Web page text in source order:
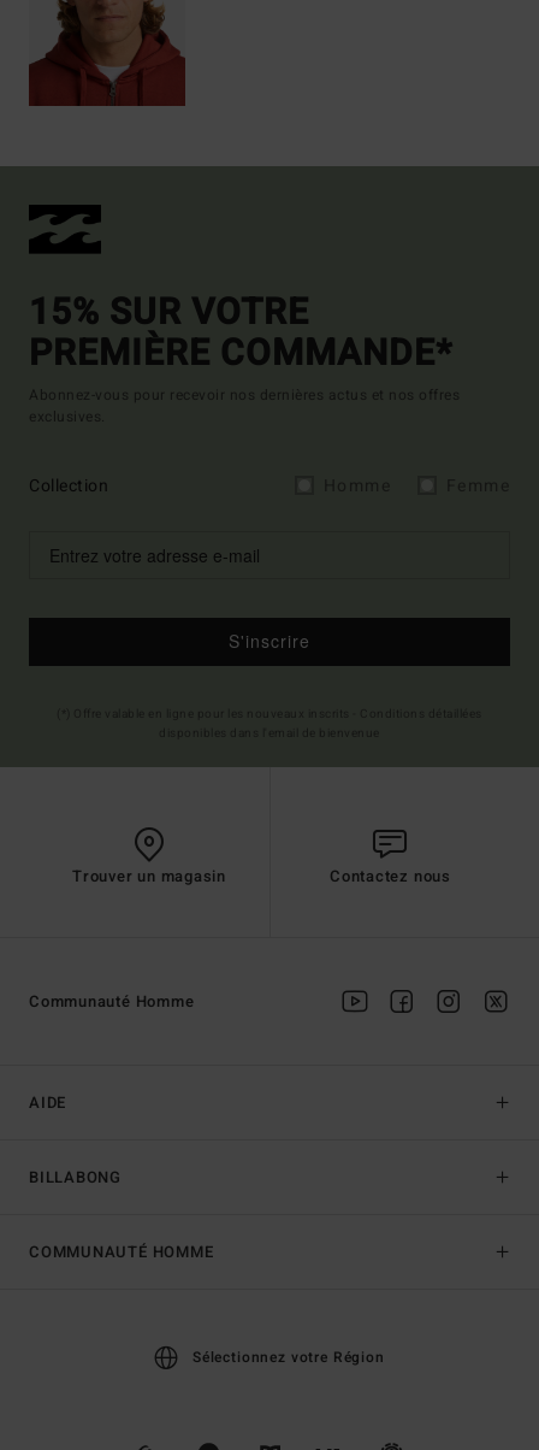
15% SUR VOTRE
PREMIÈRE COMMANDE*
Abonnez-vous pour recevoir nos dernières actus et nos offres
exclusives.
Collection
S'inscrire
Trouver un magasin Contactez nous
AIDE
BILLABONG
Communauté Homme
COMMUNAUTÉ HOMME
Sélectionnez votre Région